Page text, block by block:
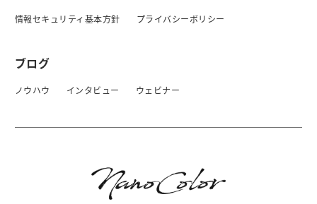
情報セキュリティ基本方針 プライバシーボリシー
ブログ
ノウハウ インタビュー ウェビナー